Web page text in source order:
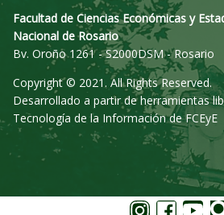
Facultad de Ciencias Económicas y
Nacional de Rosario
Bv. Oroño 1261 - S2000DSM - Rosario
Copyright © 2021. All Rights Reserved.
Desarrollado a partir de herramientas
Tecnología de la Información de FCEyE